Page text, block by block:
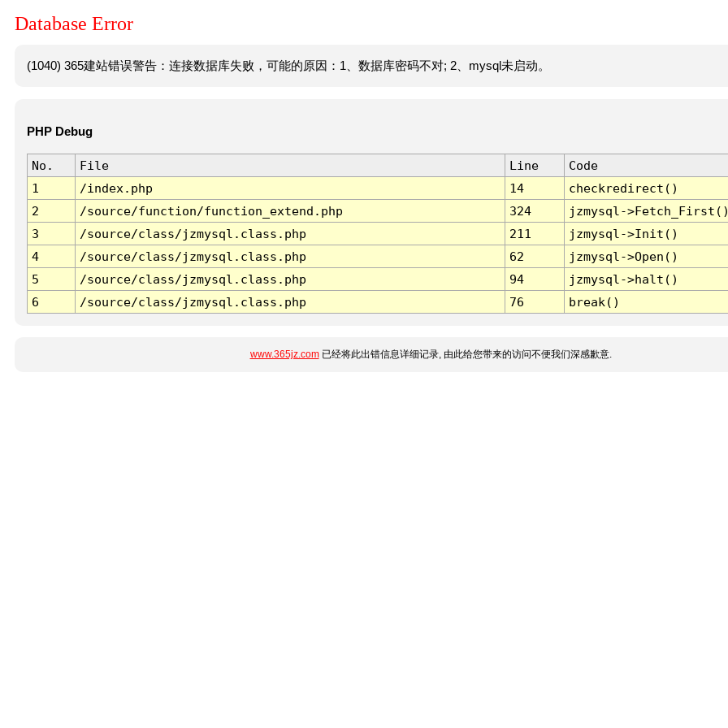
Database Error
(1040) 365建站错误警告：连接数据库失败，可能的原因：1、数据库密码不对; 2、mysql未启动。
PHP Debug
No. File Line
Code
1
/index.php 14
checkredirect()
2
/source/function/function_extend.php 324
jzmysql-
3
/source/class/jzmysql.class.php 211
jzmysql->Init()
4
/source/class/jzmysql.class.php 62
jzmysql->Open()
5
/source/class/jzmysql.class.php 94
jzmysql->halt()
6
/source/class/jzmysql.class.php 76 break()
www.365jz.com已经将此出错信息详细记录, 由此给您带来的访问不便我们深感歉意.